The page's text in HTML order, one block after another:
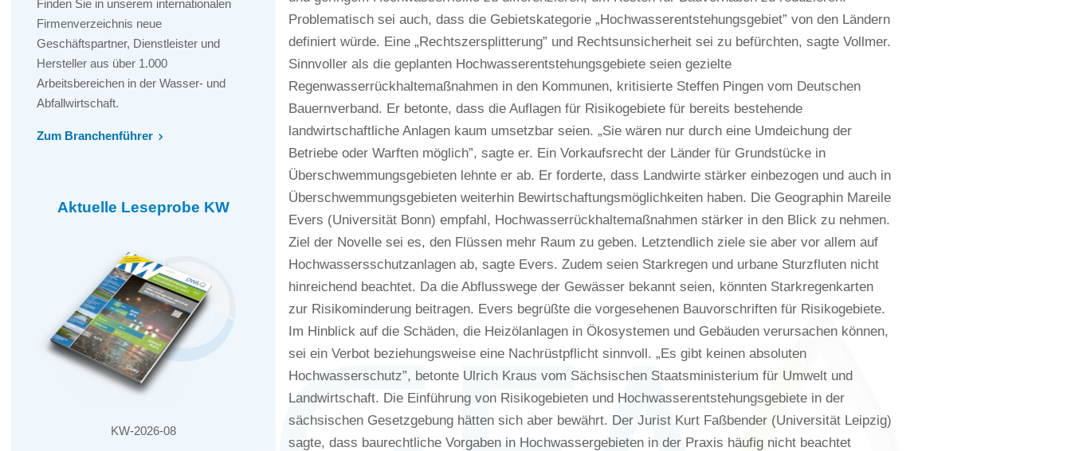
Problematisch sei auch, dass die Gebietskategorie „Hochwasserentstehungsgebiet” von den Ländern
definiert würde. Eine „Rechtszersplitterung” und Rechtsunsicherheit sei zu befürchten, sagte Vollmer.
Sinnvoller als die geplanten Hochwasserentstehungsgebiete seien gezielte
Regenwasserrückhaltemaßnahmen in den Kommunen, kritisierte Steffen Pingen vom Deutschen
Bauernverband. Er betonte, dass die Auflagen für Risikogebiete für bereits bestehende
landwirtschaftliche Anlagen kaum umsetzbar seien. „Sie wären nur durch eine Umdeichung der
Betriebe oder Warften möglich”, sagte er. Ein Vorkaufsrecht der Länder für Grundstücke in
Überschwemmungsgebieten lehnte er ab. Er forderte, dass Landwirte stärker einbezogen und auch in
Überschwemmungsgebieten weiterhin Bewirtschaftungsmöglichkeiten haben. Die Geographin Mareile
Evers (Universität Bonn) empfahl, Hochwasserrückhaltemaßnahmen stärker in den Blick zu nehmen.
Ziel der Novelle sei es, den Flüssen mehr Raum zu geben. Letztendlich ziele sie aber vor allem auf
Hochwassersschutzanlagen ab, sagte Evers. Zudem seien Starkregen und urbane Sturzfluten nicht
hinreichend beachtet. Da die Abflusswege der Gewässer bekannt seien, könnten Starkregenkarten
zur Risikominderung beitragen. Evers begrüßte die vorgesehenen Bauvorschriften für Risikogebiete.
Im Hinblick auf die Schäden, die Heizölanlagen in Ökosystemen und Gebäuden verursachen können,
sei ein Verbot beziehungsweise eine Nachrüstpflicht sinnvoll. „Es gibt keinen absoluten
Hochwasserschutz”, betonte Ulrich Kraus vom Sächsischen Staatsministerium für Umwelt und
Landwirtschaft. Die Einführung von Risikogebieten und Hochwasserentstehungsgebiete in der
sächsischen Gesetzgebung hätten sich aber bewährt. Der Jurist Kurt Faßbender (Universität Leipzig)
sagte, dass baurechtliche Vorgaben in Hochwassergebieten in der Praxis häufig nicht beachtet
Finden Sie in unserem internationalen
Firmenverzeichnis neue
Geschäftspartner, Dienstleister und
Hersteller aus über 1.000
Arbeitsbereichen in der Wasser- und
Abfallwirtschaft.
Zum Branchenführer
Aktuelle Leseprobe KW
KW-2026-08